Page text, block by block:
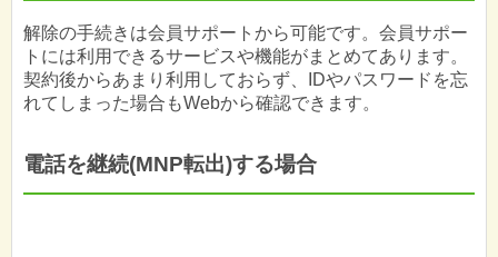
解除の手続きは会員サポートから可能です。会員サポー
トには利用できるサービスや機能がまとめてあります。
契約後からあまり利用しておらず、IDやパスワードを忘
れてしまった場合もWebから確認できます。
電話を継続(MNP転出)する場合